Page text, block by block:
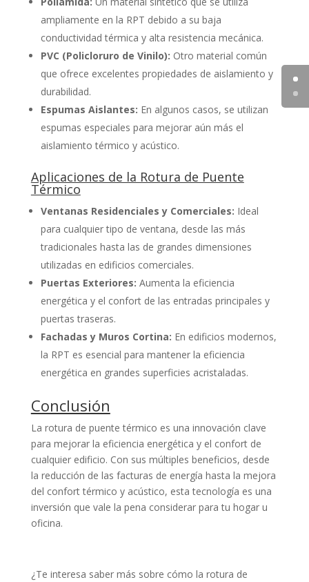
ampliamente en la RPT debido a su baja
conductividad térmica y alta resistencia mecánica.
PVC (Policloruro de Vinilo): Otro material común
que ofrece excelentes propiedades de aislamiento y
durabilidad.
Espumas Aislantes: En algunos casos, se utilizan
espumas especiales para mejorar aún más el
aislamiento térmico y acústico.
Aplicaciones de la Rotura de Puente
Térmico
Ventanas Residenciales y Comerciales: Ideal
para cualquier tipo de ventana, desde las más
tradicionales hasta las de grandes dimensiones
utilizadas en edificios comerciales.
Puertas Exteriores: Aumenta la eficiencia
energética y el confort de las entradas principales y
puertas traseras.
Fachadas y Muros Cortina: En edificios modernos,
la RPT es esencial para mantener la eficiencia
energética en grandes superficies acristaladas.
Conclusión
La rotura de puente térmico es una innovación clave
para mejorar la eficiencia energética y el confort de
cualquier edificio. Con sus múltiples beneficios, desde
la reducción de las facturas de energía hasta la mejora
del confort térmico y acústico, esta tecnología es una
inversión que vale la pena considerar para tu hogar u
oficina.
¿Te interesa saber más sobre cómo la rotura de